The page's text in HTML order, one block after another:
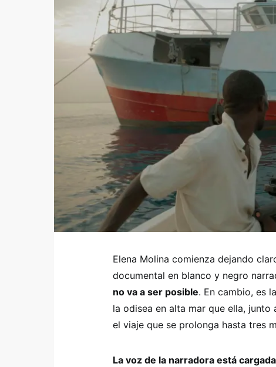
Elena Molina comienza dejando
documental en blanco y negro
no va a ser posible. En cambio, es
la odisea en alta mar que ella,
el viaje que se prolonga hasta tres
La voz de la narradora está